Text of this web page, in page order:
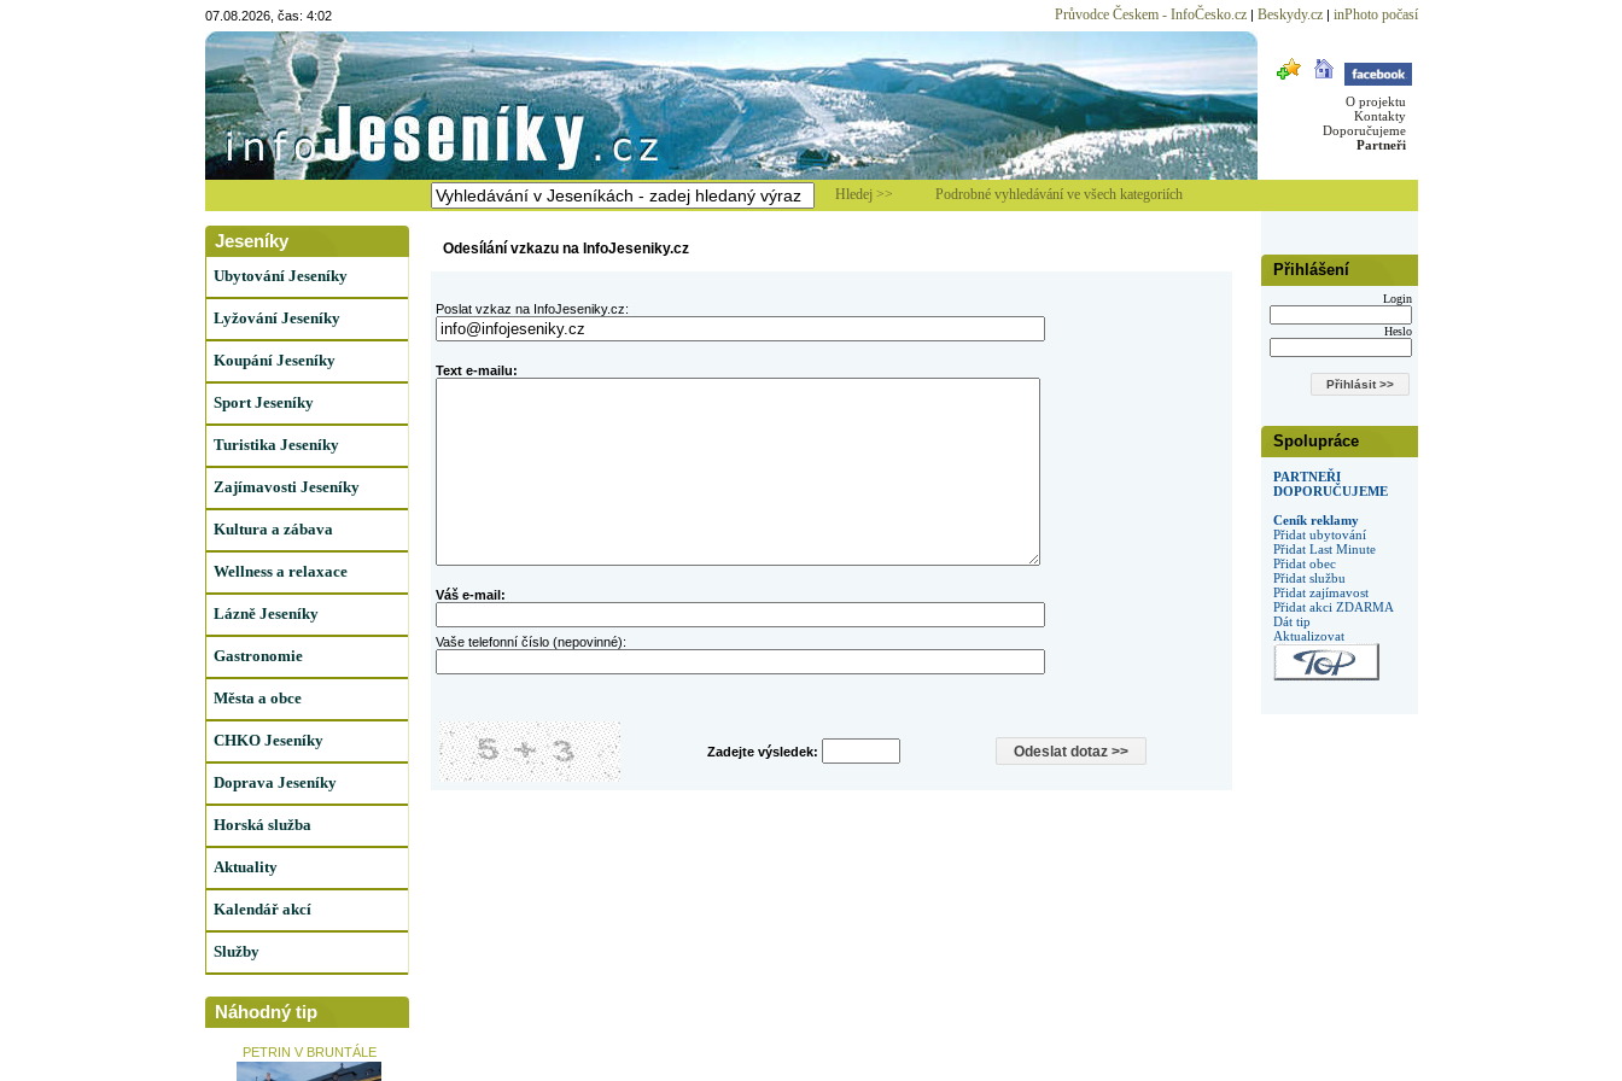
07.08.2026, čas: 4:02 Průvodce Českem - InfoČesko.cz| Beskydy.cz| inPhoto počasí
O projektu
Kontakty
Doporučujeme
Partneři
Hledej >> Podrobné vyhledávání ve všech kategoriích
Přihlášení
Login
Heslo
Spolupráce
PARTNEŘI
DOPORUČUJEME
Ceník reklamy
Přidat ubytování
Přidat Last Minute
Přidat obec
Přidat službu
Přidat zajímavost
Přidat akci ZDARMA
Dát tip
Aktualizovat
Jeseníky
Ubytování Jeseníky
Lyžování Jeseníky
Koupání Jeseníky
Sport Jeseníky
Turistika Jeseníky
Zajímavosti Jeseníky
Kultura a zábava
Wellness a relaxace
Lázně Jeseníky
Gastronomie
Města a obce
CHKO Jeseníky
Doprava Jeseníky
Horská služba
Aktuality
Kalendář akcí
Služby
Náhodný tip
PETRIN V BRUNTÁLE
Odesílání vzkazu na InfoJeseniky.cz
Poslat vzkaz na InfoJeseniky.cz:
Text e-mailu:
Váš e-mail:
Vaše telefonní číslo (nepovinné):
Zadejte výsledek: